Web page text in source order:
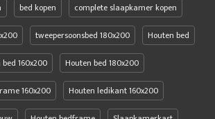
bed kopen
complete slaapkamer kopen
tweepersoonsbed 180x200
Houten bed
160x200
Houten bed 180x200
160x200
Houten ledikant 160x200